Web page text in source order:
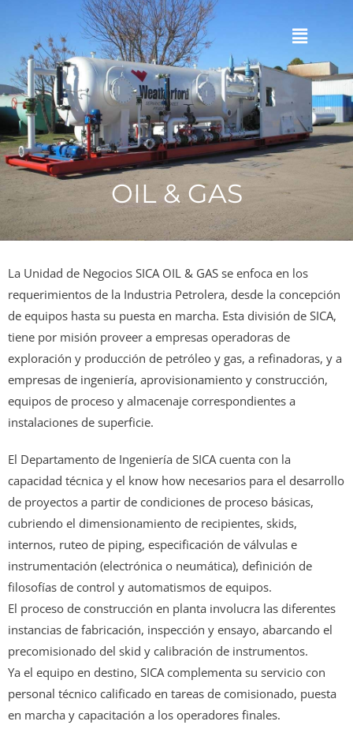
OIL & GAS
La Unidad de Negocios SICA OIL & GAS se enfoca en los
requerimientos de la Industria Petrolera, desde la concepción
de equipos hasta su puesta en marcha. Esta división de SICA,
tiene por misión proveer a empresas operadoras de
exploración y producción de petróleo y gas, a refinadoras, y a
empresas de ingeniería, aprovisionamiento y construcción,
equipos de proceso y almacenaje correspondientes a
instalaciones de superficie.
El Departamento de Ingeniería de SICA cuenta con la
capacidad técnica y el know how necesarios para el desarrollo
de proyectos a partir de condiciones de proceso básicas,
cubriendo el dimensionamiento de recipientes, skids,
internos, ruteo de piping, especificación de válvulas e
instrumentación (electrónica o neumática), definición de
filosofías de control y automatismos de equipos.
El proceso de construcción en planta involucra las diferentes
instancias de fabricación, inspección y ensayo, abarcando el
precomisionado del skid y calibración de instrumentos.
Ya el equipo en destino, SICA complementa su servicio con
personal técnico calificado en tareas de comisionado, puesta
en marcha y capacitación a los operadores finales.